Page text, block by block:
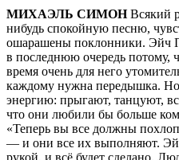
МИХАЭЛЬ СИМОНВсякий
нибудь спокойную песню,
ошарашены поклонники. Эйч
в последнюю очередь потому,
время очень для него
каждому нужна передышка.
энергию: прыгают, танцуют,
что они любили бы больше
«Теперь вы все должны
— и они все их выполняют.
рукой, и всё будет сделано.